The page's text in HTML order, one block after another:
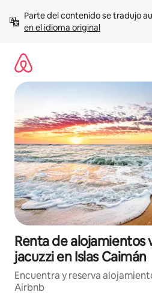
contenido
Parte del contenido se tradujo
en el idioma original
Renta de alojamientos
jacuzzi en Islas Caimán
Encuentra y reserva
Airbnb